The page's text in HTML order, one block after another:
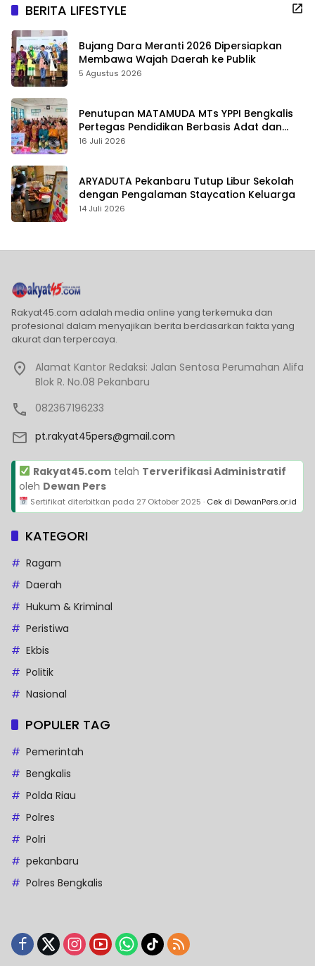
BERITA LIFESTYLE
Bujang Dara Meranti 2026 Dipersiapkan
Membawa Wajah Daerah ke Publik
5 Agustus 2026
Penutupan MATAMUDA MTs YPPI Bengkalis
Pertegas Pendidikan Berbasis Adat dan
Karakter
16 Juli 2026
ARYADUTA Pekanbaru Tutup Libur Sekolah
dengan Pengalaman Staycation Keluarga
14 Juli 2026
Rakyat45.com adalah media online yang terkemuka dan
profesional dalam menyajikan berita berdasarkan fakta yang
akurat dan terpercaya.
Alamat Kantor Redaksi: Jalan Sentosa Perumahan Alifa
Blok R. No.08 Pekanbaru
082367196233
pt.rakyat45pers@gmail.com
Rakyat45.comtelah Terverifikasi Administratif
oleh Dewan Pers
Sertifikat diterbitkan pada 27 Oktober 2025 · Cek di DewanPers.or.id
KATEGORI
Ragam
Daerah
Hukum & Kriminal
Peristiwa
Ekbis
Politik
Nasional
POPULER TAG
Pemerintah
Bengkalis
Polda Riau
Polres
Polri
pekanbaru
Polres Bengkalis